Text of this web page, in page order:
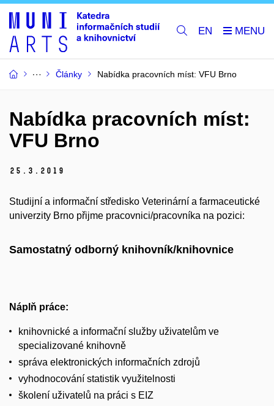
EN
Články Nabídka pracovních míst: VFU Brno
Nabídka pracovních míst:
VFU Brno
25. 3. 2019
Studijní a informační středisko Veterinární a farmaceutické
univerzity Brno přijme pracovnici/pracovníka na pozici:
Samostatný odborný knihovník/knihovnice
Náplň práce:
knihovnické a informační služby uživatelům ve
specializované knihovně
správa elektronických informačních zdrojů
vyhodnocování statistik využitelnosti
školení uživatelů na práci s EIZ